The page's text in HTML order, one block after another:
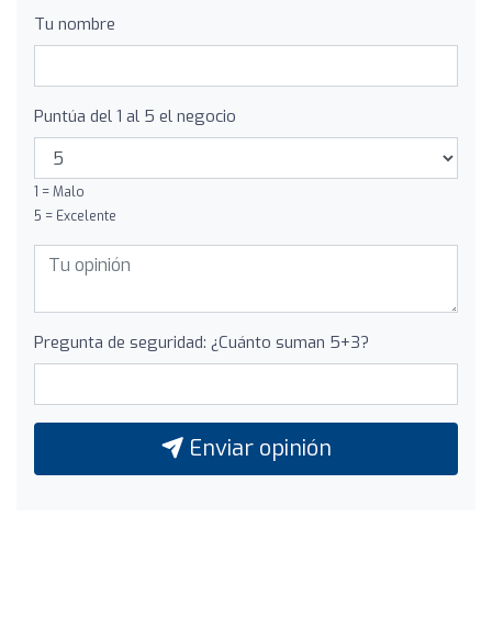
Tu nombre
Puntúa del 1 al 5 el negocio
1 = Malo
5 = Excelente
Pregunta de seguridad: ¿Cuánto suman 5+3?
Enviar opinión